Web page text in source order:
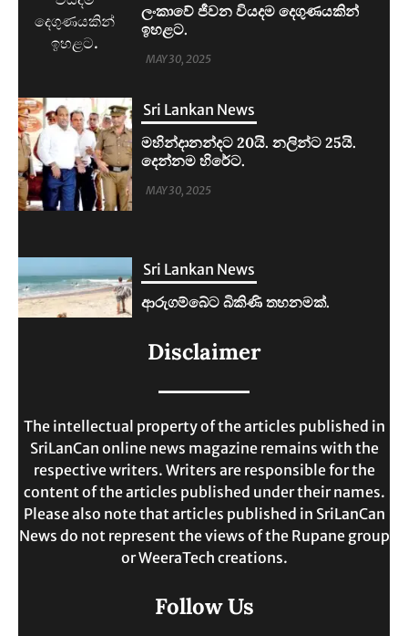
මහින්දානන්දට 20යි. නලින්ට 25යි.
දෙන්නම හිරේට.
MAY 30, 2025
Sri Lankan News
ආරුගම්බේට බිකිණි තහනමක්.
MAY 30, 2025
Sri Lankan News
ඉහළට.
Disclaimer
The intellectual property of the articles published in
SriLanCan online news magazine remains with the
respective writers. Writers are responsible for the
content of the articles published under their names.
Please also note that articles published in SriLanCan
News do not represent the views of the Rupane group
or WeeraTech creations.
Follow Us